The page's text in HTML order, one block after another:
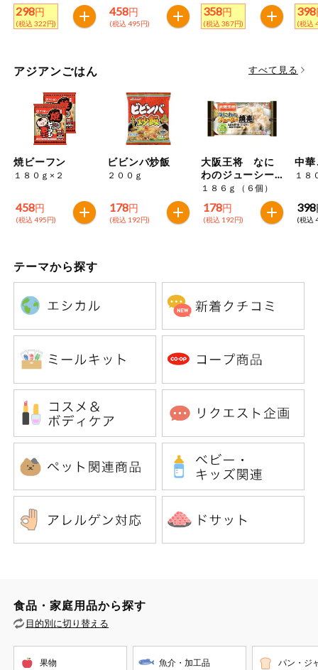
健康志向食品
298円
(税込 322円)
458円
(税込 495円)
358円
(税込 387円)
398
(税込
アジアンごはん すべて見る
焼ビーフン
１８０ｇ×２
458円
(税込 495円)
ビビンバ炒飯
２００ｇ
178円
(税込 192円)
大阪王将 なに
わのジューシー
焼売
１８６ｇ（６個）
178円
(税込 192円)
中華
１８
398
(税込
テーマから探す
食品・家庭用品から探す
目的別に切り替える
果物 魚介・加工品 パン・ジ